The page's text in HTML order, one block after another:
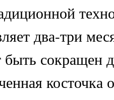
два-три
сокращен
косточка